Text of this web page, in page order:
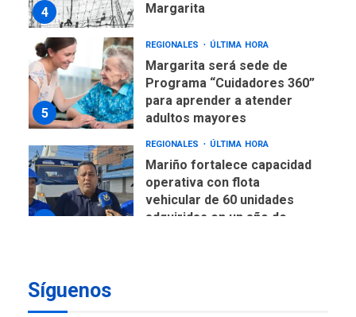
4
Margarita
5
REGIONALES ÚLTIMA HORA
Margarita será sede de
Programa “Cuidadores 360”
para aprender a atender
adultos mayores
REGIONALES ÚLTIMA HORA
Mariño fortalece capacidad
operativa con flota
vehicular de 60 unidades
adquiridas en un año de
Síguenos